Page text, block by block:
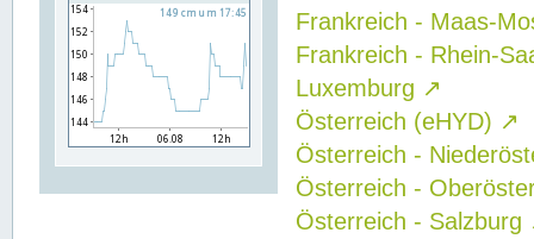
Frankreich - Maas-
Frankreich - Rhein-
Luxemburg ↗
Österreich (eHYD) ↗
Österreich -
Österreich -
Österreich - Salzburg